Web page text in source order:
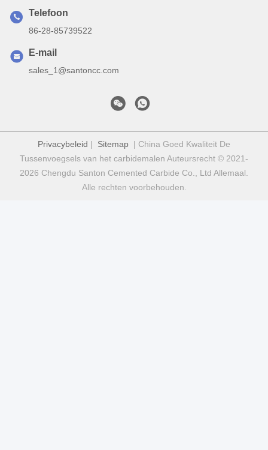
Telefoon
86-28-85739522
E-mail
sales_1@santoncc.com
Privacybeleid | Sitemap | China Goed Kwaliteit De
Tussenvoegsels van het carbidemalen Auteursrecht © 2021-
2026 Chengdu Santon Cemented Carbide Co., Ltd Allemaal.
Alle rechten voorbehouden.